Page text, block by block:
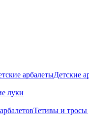
Детские
луки
Тетивы и тросы